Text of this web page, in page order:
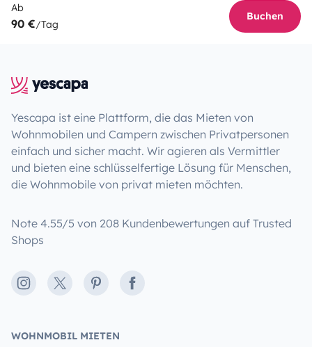
Ab
90 €/Tag
Buchen
Yescapa ist eine Plattform, die das Mieten von
Wohnmobilen und Campern zwischen Privatpersonen
einfach und sicher macht. Wir agieren als Vermittler
und bieten eine schlüsselfertige Lösung für Menschen,
die Wohnmobile von privat mieten möchten.
Note 4.55/5 von 208 Kundenbewertungen auf Trusted
Shops
Instagram
X PinterestFacebook
WOHNMOBIL MIETEN